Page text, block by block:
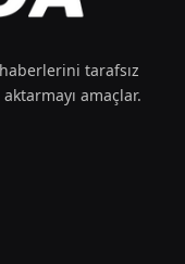
tarafsız
amaçlar.